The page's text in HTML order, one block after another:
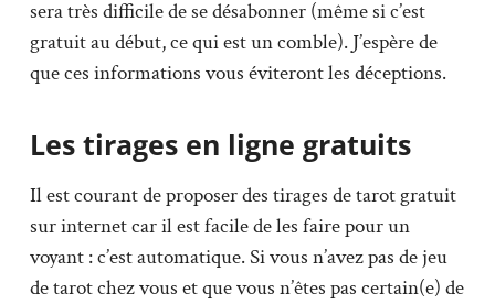
sera très difficile de se désabonner (même si c’est
gratuit au début, ce qui est un comble). J’espère de
que ces informations vous éviteront les déceptions.
Les tirages en ligne gratuits
Il est courant de proposer des tirages de tarot gratuit
sur internet car il est facile de les faire pour un
voyant : c’est automatique. Si vous n’avez pas de jeu
de tarot chez vous et que vous n’êtes pas certain(e) de